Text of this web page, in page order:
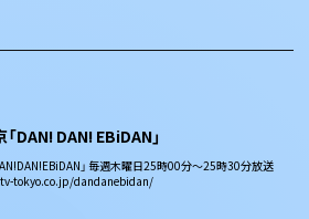
DAN! DAN! EBiDAN」
」 毎週木曜日25時00分～25時30分放送
tokyo.co.jp/dandanebidan/